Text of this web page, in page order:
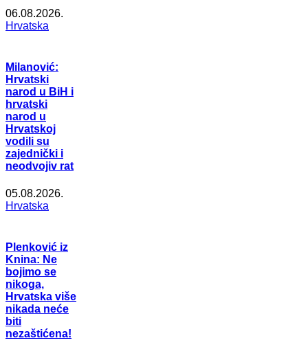
06.08.2026.
Hrvatska
Milanović:
Hrvatski
narod u BiH i
hrvatski
narod u
Hrvatskoj
vodili su
zajednički i
neodvojiv rat
05.08.2026.
Hrvatska
Plenković iz
Knina: Ne
bojimo se
nikoga,
Hrvatska više
nikada neće
biti
nezaštićena!